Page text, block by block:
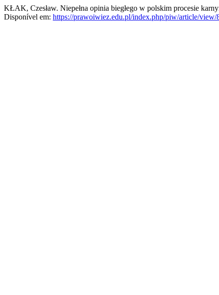
KŁAK, Czesław. Niepełna opinia biegłego w polskim procesie
Disponível em: https://prawoiwiez.edu.pl/index.php/piw/article/view/